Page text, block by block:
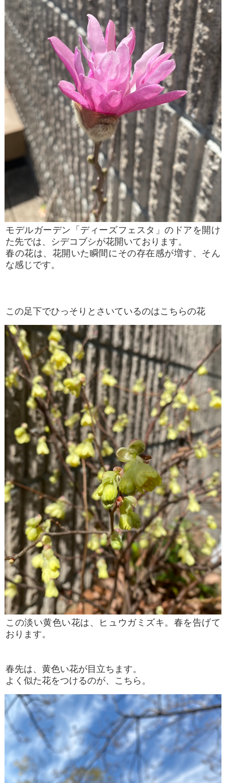
モデルガーデン「ディーズフェスタ」のドアを開け
た先では、シデコブシが花開いております。
春の花は、花開いた瞬間にその存在感が増す、そん
な感じです。
この足下でひっそりとさいているのはこちらの花
この淡い黄色い花は、ヒュウガミズキ。春を告げて
おります。
春先は、黄色い花が目立ちます。
よく似た花をつけるのが、こちら。